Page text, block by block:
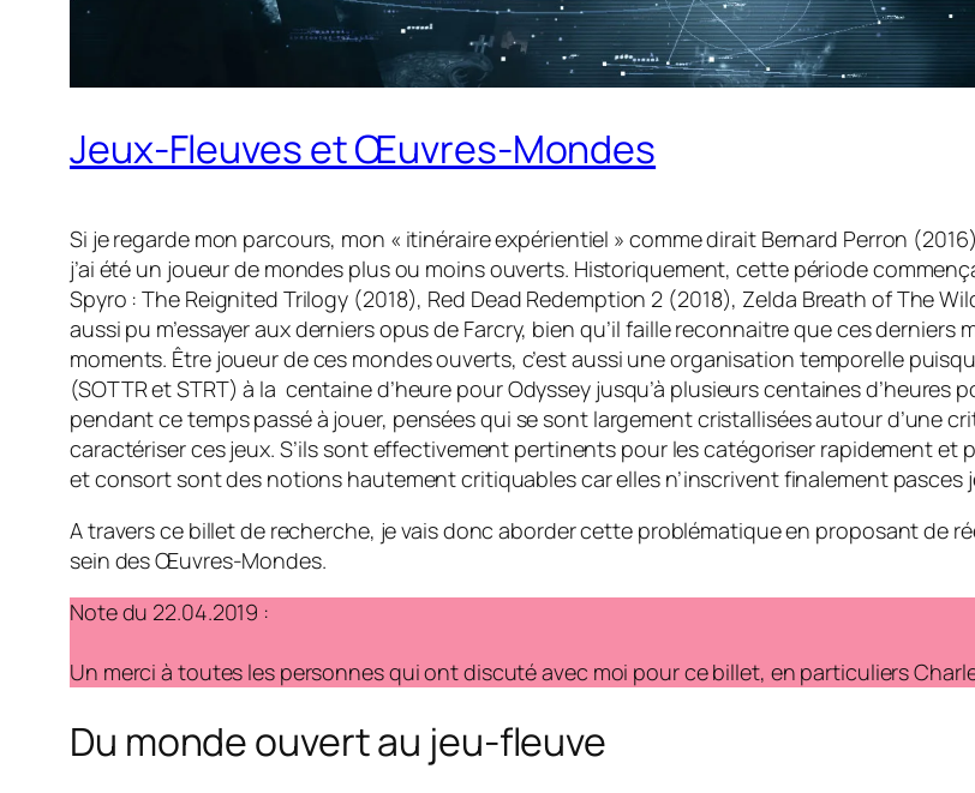
Jeux-Fleuves et Œuvres-Mondes
Si je regarde mon parcours, mon « itinéraire expérientiel » comme dirait Bernard Perron
j’ai été un joueur de mondes plus ou moins ouverts. Historiquement, cette période
Spyro : The Reignited Trilogy (2018), Red Dead Redemption 2 (2018), Zelda Breath of The
aussi pu m’essayer aux derniers opus de Farcry, bien qu’il faille reconnaitre que ces derniers
moments. Être joueur de ces mondes ouverts, c’est aussi une organisation temporelle
(SOTTR et STRT) à la centaine d’heure pourOdyssey jusqu’à plusieurs centaines d’heures
pendant ce temps passé à jouer, pensées qui se sont largement cristallisées autour d’une
caractériser ces jeux. S’ils sont effectivement pertinents pour les catégoriser rapidement et
et consort sont des notions hautement critiquables car elles n’inscrivent finalement pasces
A travers ce billet de recherche, je vais donc aborder cette problématique en proposant de
sein des Œuvres-Mondes.
Note du 22.04.2019 :
Un merci à toutes les personnes qui ont discuté avec moi pour ce billet, en particuliers
Du monde ouvert au jeu-fleuve